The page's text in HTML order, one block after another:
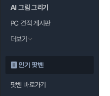
AI 그림 그리기
PC 견적 게시판
더보기
인기 팟벤
팟벤 바로가기